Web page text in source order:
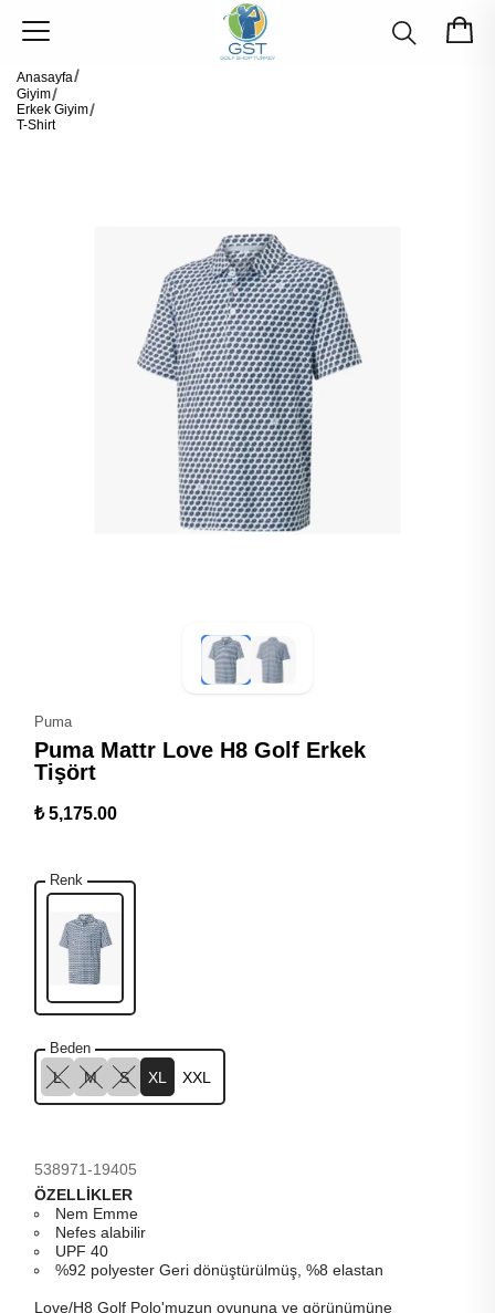
Anasayfa
Giyim
Erkek Giyim
T-Shirt
Puma
Puma Mattr Love H8 Golf Erkek
Tişört
₺ 5,175.00
Renk
Beden
L M S XL XXL
538971-19405
ÖZELLİKLER
Nem Emme
Nefes alabilir
UPF 40
%92 polyester Geri dönüştürülmüş, %8 elastan
Love/H8 Golf Polo'muzun oyununa ve görünümüne